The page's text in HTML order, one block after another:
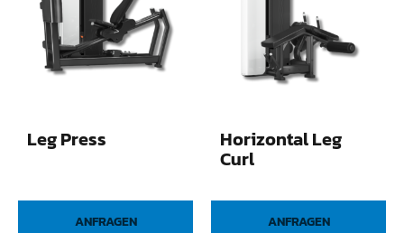
Leg Press
ANFRAGEN
Horizontal Leg
Curl
ANFRAGEN